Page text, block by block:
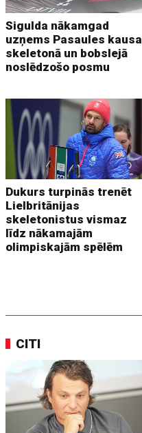
Sigulda nākamgad
uzņems Pasaules kausa
skeletonā un bobslejā
noslēdzošo posmu
Dukurs turpinās trenēt
Lielbritānijas
skeletonistus vismaz
līdz nākamajām
olimpiskajām spēlēm
CITI